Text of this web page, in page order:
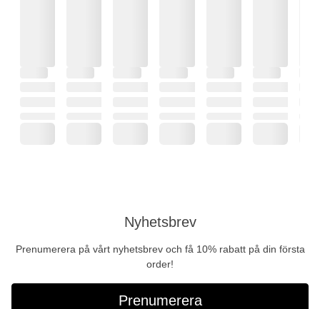
Nyhetsbrev
Prenumerera på vårt nyhetsbrev och få 10% rabatt på din första
order!
Prenumerera